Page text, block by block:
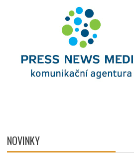
NOVINKY